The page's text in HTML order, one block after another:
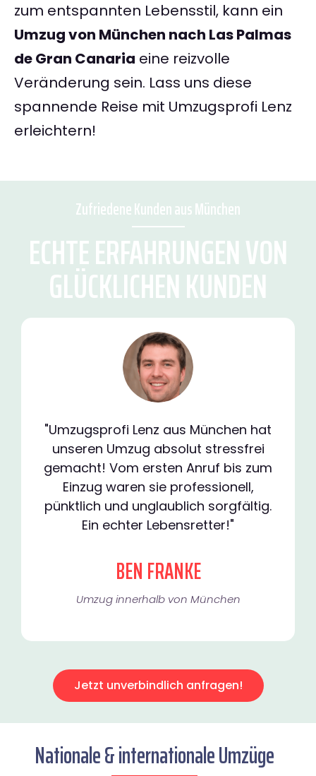
zum entspannten Lebensstil, kann ein
Umzug von München nach Las Palmas
de Gran Canaria eine reizvolle
Veränderung sein. Lass uns diese
spannende Reise mit Umzugsprofi Lenz
erleichtern!
Zufriedene Kunden aus München
ECHTE ERFAHRUNGEN VON
GLÜCKLICHEN KUNDEN
"Umzugsprofi Lenz aus München hat
unseren Umzug absolut stressfrei
gemacht! Vom ersten Anruf bis zum
Einzug waren sie professionell,
pünktlich und unglaublich sorgfältig.
Ein echter Lebensretter!"
BEN FRANKE
Umzug innerhalb von München​
Jetzt unverbindlich anfragen!
Nationale & internationale Umzüge